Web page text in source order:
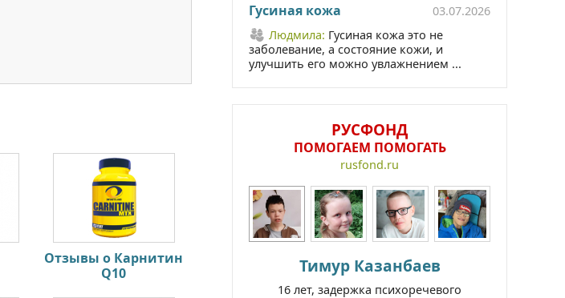
Отзывы о Карнитин
Q10
Гусиная кожа
03.07.2026
Людмила: Гусиная кожа это не
заболевание, а состояние кожи, и
улучшить его можно увлажнением ...
РУСФОНД
ПОМОГАЕМ ПОМОГАТЬ
rusfond.ru
Тимур Казанбаев
16 лет, задержка психоречевого